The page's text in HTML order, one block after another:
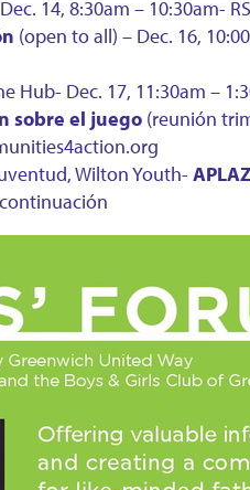
14, 8:30am – 10:30am-
(open to all) – Dec. 16,
Hub- Dec. 17, 11:30am –
sobre el juego (reunión
Wilton Youth-